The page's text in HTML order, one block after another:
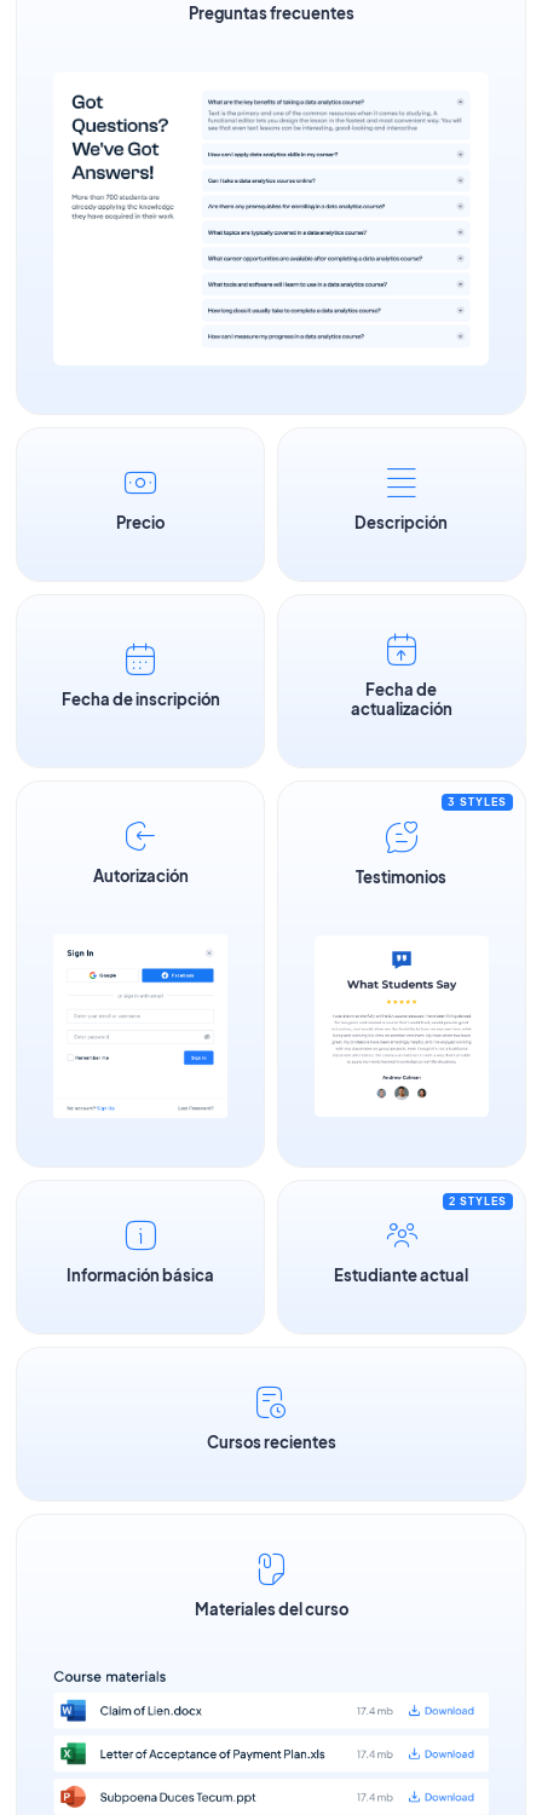
Preguntas frecuentes
Precio Descripción
Fecha de inscripción
Fecha de
actualización
Autorización
3 STYLES
Testimonios
Información básica
2 STYLES
Estudiante actual
Cursos recientes
Materiales del curso